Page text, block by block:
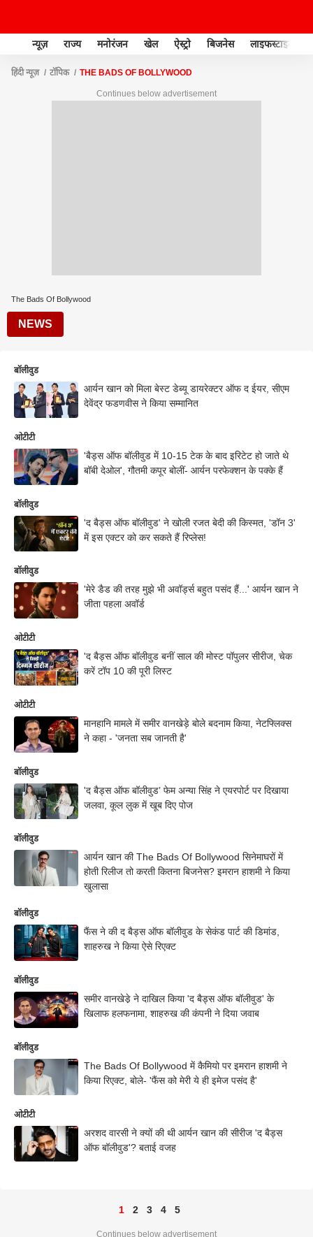
न्यूज़ राज्य मनोरंजन खेल ऐस्ट्रो बिजनेस लाइफस्टाइल
हिंदी न्यूज़ टॉपिक THE BADS OF BOLLYWOOD
Continues below advertisement
The Bads Of Bollywood
NEWS
बॉलीवुड
आर्यन खान को मिला बेस्ट डेब्यू डायरेक्टर ऑफ द ईयर, सीएम
देवेंद्र फडणवीस ने किया सम्मानित
ओटीटी
'बैड्स ऑफ बॉलीवुड में 10-15 टेक के बाद इरिटेट हो जाते थे
बॉबी देओल', गौतमी कपूर बोलीं- आर्यन परफेक्शन के पक्के हैं
बॉलीवुड
'द बैड्स ऑफ बॉलीवुड' ने खोली रजत बेदी की किस्मत, 'डॉन 3'
में इस एक्टर को कर सकते हैं रिप्लेस!
बॉलीवुड
'मेरे डैड की तरह मुझे भी अवॉर्ड्स बहुत पसंद हैं...' आर्यन खान ने
जीता पहला अवॉर्ड
ओटीटी
'द बैड्स ऑफ बॉलीवुड बनीं साल की मोस्ट पॉपुलर सीरीज, चेक
करें टॉप 10 की पूरी लिस्ट
ओटीटी
मानहानि मामले में समीर वानखेड़े बोले बदनाम किया, नेटफ्लिक्स
ने कहा - 'जनता सब जानती है'
बॉलीवुड
'द बैड्स ऑफ बॉलीवुड’ फेम अन्या सिंह ने एयरपोर्ट पर दिखाया
जलवा, कूल लुक में खूब दिए पोज
बॉलीवुड
आर्यन खान की The Bads Of Bollywood सिनेमाघरों में
होती रिलीज तो करती कितना बिजनेस? इमरान हाशमी ने किया
खुलासा
बॉलीवुड
फैंस ने की द बैड्स ऑफ बॉलीवुड के सेकंड पार्ट की डिमांड,
शाहरुख ने किया ऐसे रिएक्ट
बॉलीवुड
समीर वानखेडे़ ने दाखिल किया 'द बैड्स ऑफ बॉलीवुड' के
खिलाफ हलफनामा, शाहरुख की कंपनी ने दिया जवाब
बॉलीवुड
The Bads Of Bollywood में कैमियो पर इमरान हाशमी ने
किया रिएक्ट, बोले- 'फैंस को मेरी ये ही इमेज पसंद है'
ओटीटी
अरशद वारसी ने क्यों की थी आर्यन खान की सीरीज 'द बैड्स
ऑफ बॉलीवुड'? बताई वजह
1 2 3 4 5
Continues below advertisement